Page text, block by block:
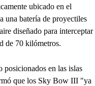
ubicado en el
una batería de proyectiles
diseñado para interceptar
de 70 kilómetros.
posicionados en las islas
que los Sky Bow III "ya